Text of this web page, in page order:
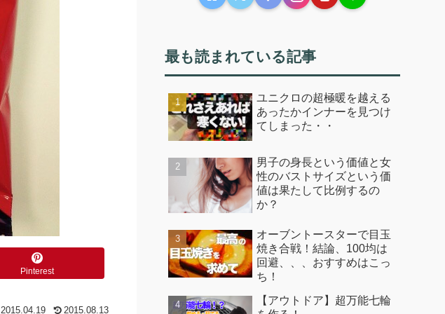
Pinterest
2015.04.19 2015.08.13
最も読まれている記事
ユニクロの超極暖を越える
あったかインナーを見つけ
てしまった・・
男子の身長という価値と女
性のバストサイズという価
値は果たして比例するの
か？
オーブントースターで目玉
焼き合戦！結論、100均は
回避、、、おすすめはこっ
ち！
【アウトドア】超万能七輪